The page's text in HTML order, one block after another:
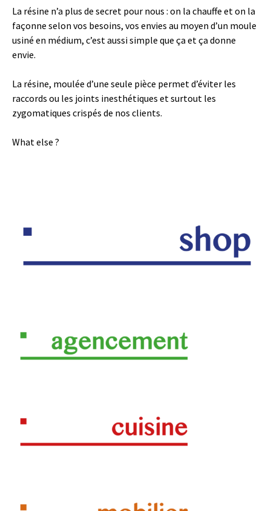
La résine n’a plus de secret pour nous : on la chauffe et on la
façonne selon vos besoins, vos envies au moyen d’un moule
usiné en médium, c’est aussi simple que ça et ça donne
envie.
La résine, moulée d’une seule pièce permet d’éviter les
raccords ou les joints inesthétiques et surtout les
zygomatiques crispés de nos clients.
What else ?